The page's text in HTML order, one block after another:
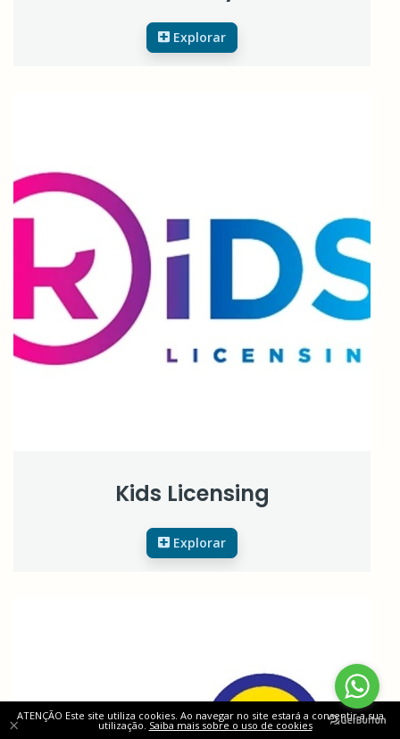
Explorar
Kids Licensing
Explorar
ATENÇÃO Este site utiliza cookies. Ao navegar no site estará a consentir a sua
utilização. Saiba mais sobre o uso de cookies
×